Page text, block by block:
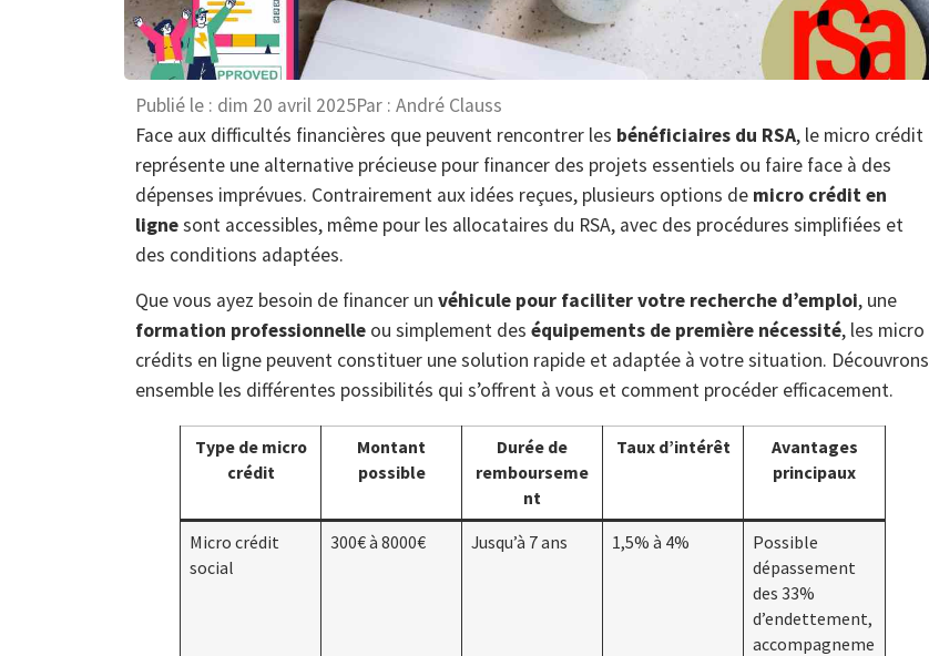
Publié le : dim 20 avril 2025Par : André Clauss
Face aux difficultés financières que peuvent rencontrer les bénéficiaires du RSA, le micro crédit
représente une alternative précieuse pour financer des projets essentiels ou faire face à des
dépenses imprévues. Contrairement aux idées reçues, plusieurs options de micro crédit en
lignesont accessibles, même pour les allocataires du RSA, avec des procédures simplifiées et
des conditions adaptées.
Que vous ayez besoin de financer un véhicule pour faciliter votre recherche d’emploi, une
formation professionnelle ou simplement des équipements de première nécessité, les micro
crédits en ligne peuvent constituer une solution rapide et adaptée à votre situation. Découvrons
ensemble les différentes possibilités qui s’offrent à vous et comment procéder efficacement.
Type de micro
crédit
Montant
possible
Durée de
rembourseme
nt
Taux d’intérêt
Avantages
principaux
Micro crédit
social
300€ à 8000€ Jusqu’à 7 ans 1,5% à 4%
Possible
dépassement
des 33%
d’endettement,
accompagneme